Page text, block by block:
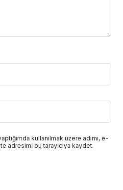
kullanılmak üzere adımı, e-
adresimi bu tarayıcıya kaydet.